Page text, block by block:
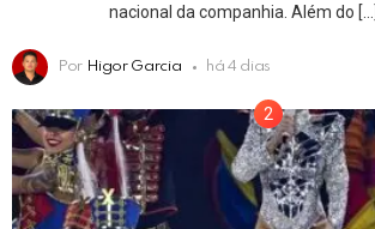
nacional da companhia. Além do […]
Por Higor Garcia há 4 dias